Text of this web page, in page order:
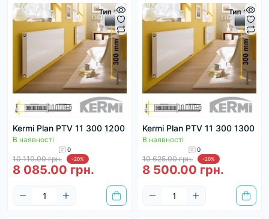
Kermi Plan PTV 11 300 1200
В наявності
0
10 110.00 грн. -20%
8 085.00 грн.
Kermi Plan PTV 11 300 1300
В наявності
0
10 625.00 грн. -20%
8 500.00 грн.